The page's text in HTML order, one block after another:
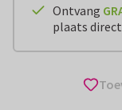
Ontvang
plaats